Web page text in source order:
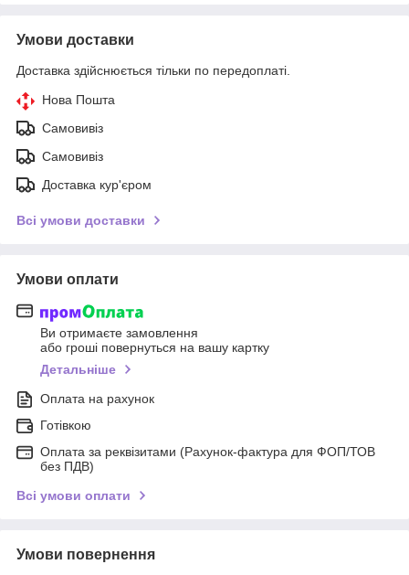
Умови доставки
Доставка здійснюється тільки по передоплаті.
Нова Пошта
Самовивіз
Самовивіз
Доставка кур'єром
Всі умови доставки
Умови оплати
Ви отримаєте замовлення
або гроші повернуться на вашу картку
Детальніше
Оплата на рахунок
Готівкою
Оплата за реквізитами (Рахунок-фактура для ФОП/ТОВ
без ПДВ)
Всі умови оплати
Умови повернення